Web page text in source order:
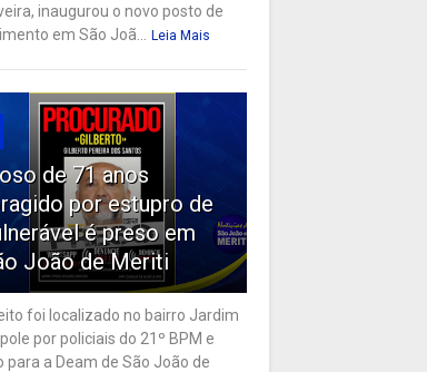
inaugurou o novo posto de
em São Joã...
Leia Mais
de 71 anos
por estupro de
é preso em
João de Meriti
foi localizado no bairro Jardim
por policiais do 21º BPM e
para a Deam de São João de